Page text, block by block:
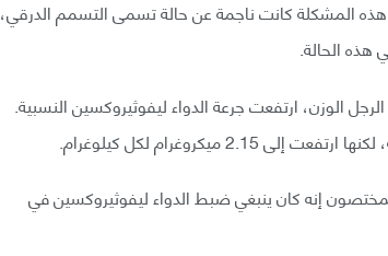
هذه المشكلة كانت ناجمة عن حالة تسمى التسمم الدرقي،
هذه الحالة.
الوزن، ارتفعت جرعة الدواء ليفوثيروكسين النسبية.
إنه كان ينبغي ضبط الدواء ليفوثيروكسين في